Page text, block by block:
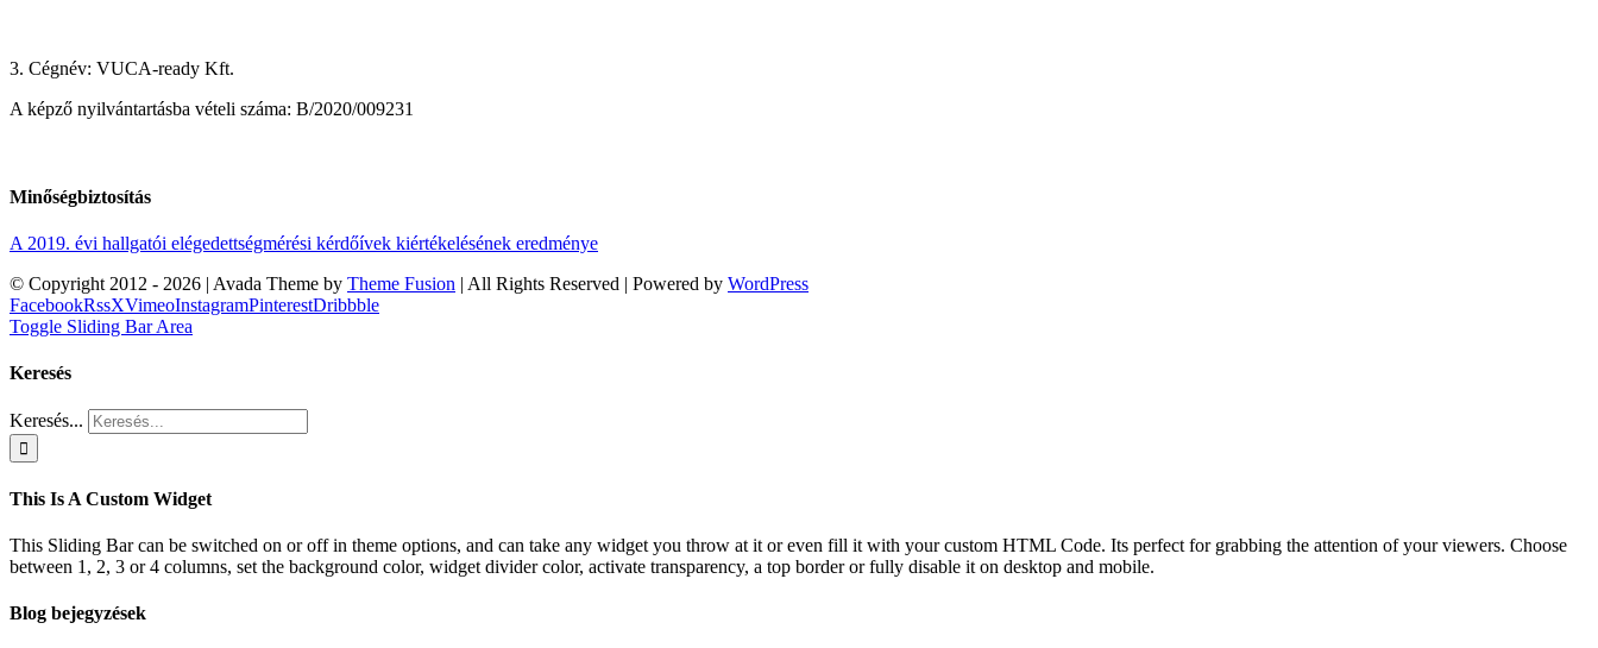
3. Cégnév: VUCA-ready Kft.
A képző nyilvántartásba vételi száma: B/2020/009231
Minőségbiztosítás
A 2019. évi hallgatói elégedettségmérési kérdőívek kiértékelésének eredménye
© Copyright 2012 - 2026 | Avada Theme by Theme Fusion | All Rights Reserved | Powered by WordPress
FacebookRssXVimeoInstagramPinterestDribbble
Toggle Sliding Bar Area
Keresés
Keresés...
This Is A Custom Widget
This Sliding Bar can be switched on or off in theme options, and can take any widget you throw at it or even fill it with your custom HTML Code. Its perfect for grabbing the attention of your viewers. Choose
between 1, 2, 3 or 4 columns, set the background color, widget divider color, activate transparency, a top border or fully disable it on desktop and mobile.
Blog bejegyzések